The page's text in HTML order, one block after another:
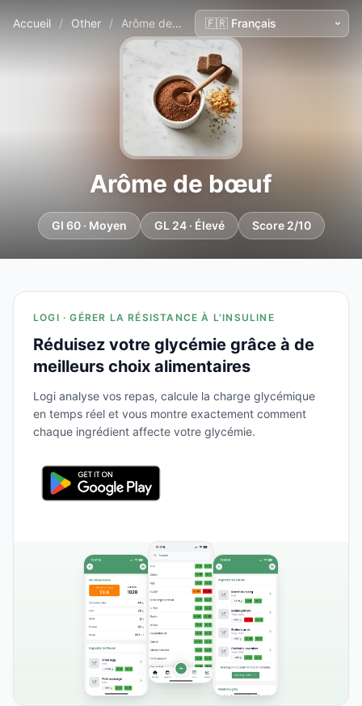
Accueil / Other / Arôme de bœuf
Arôme de bœuf
GI 60 · Moyen GL 24 · Élevé Score 2/10
LOGI · GÉRER LA RÉSISTANCE À L'INSULINE
Réduisez votre glycémie grâce à de
meilleurs choix alimentaires
Logi analyse vos repas, calcule la charge glycémique
en temps réel et vous montre exactement comment
chaque ingrédient affecte votre glycémie.